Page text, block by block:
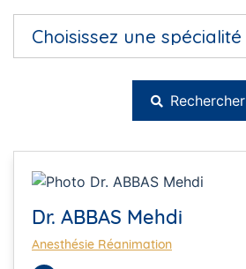
Rechercher
Dr. ABBAS Mehdi
Anesthésie Réanimation